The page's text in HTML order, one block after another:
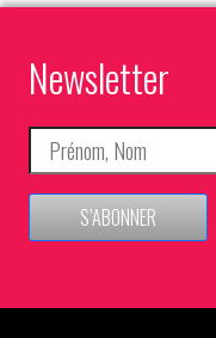
Newsletter
S’ABONNER